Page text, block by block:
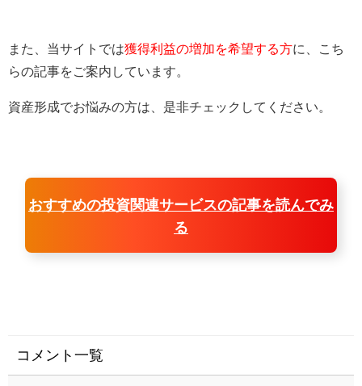
また、当サイトでは獲得利益の増加を希望する方に、こち
らの記事をご案内しています。
資産形成でお悩みの方は、是非チェックしてください。
おすすめの投資関連サービスの記事を読んでみ
る
コメント一覧